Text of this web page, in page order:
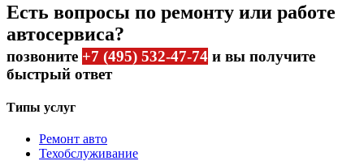
Есть вопросы по ремонту или работе
автосервиса?
позвоните +7 (495) 532-47-74 и вы получите
быстрый ответ
Типы услуг
Ремонт авто
Техобслуживание